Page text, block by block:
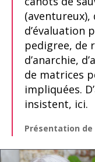
(aventureux),
d’évaluation
pedigree, de
d’anarchie,
de matrices
impliquées.
insistent, ici.
Présentation